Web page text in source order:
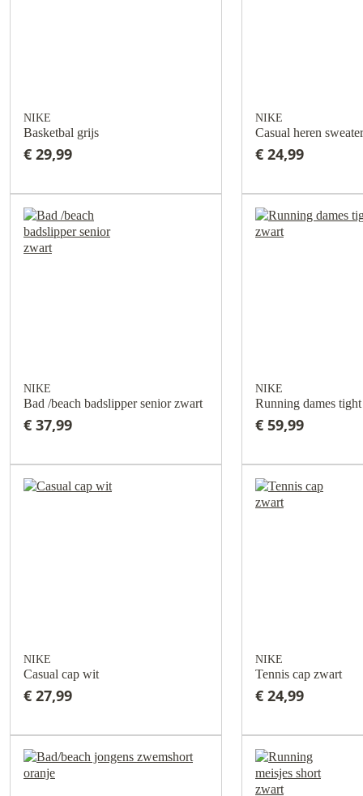
NIKE
Basketbal grijs
€ 29,99
NIKE
Casual heren
€ 24,99
NIKE
Bad /beach badslipper senior zwart
€ 37,99
NIKE
Running dames
€ 59,99
NIKE
Casual cap wit
€ 27,99
NIKE
Tennis cap zwart
€ 24,99